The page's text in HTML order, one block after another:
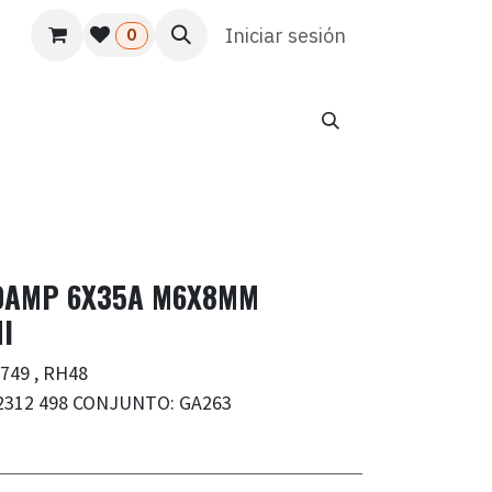
Usuario Atención al cliente HR
0 Iniciar sesión
6X35A M6X8MM
, RH48
498 CONJUNTO: GA263